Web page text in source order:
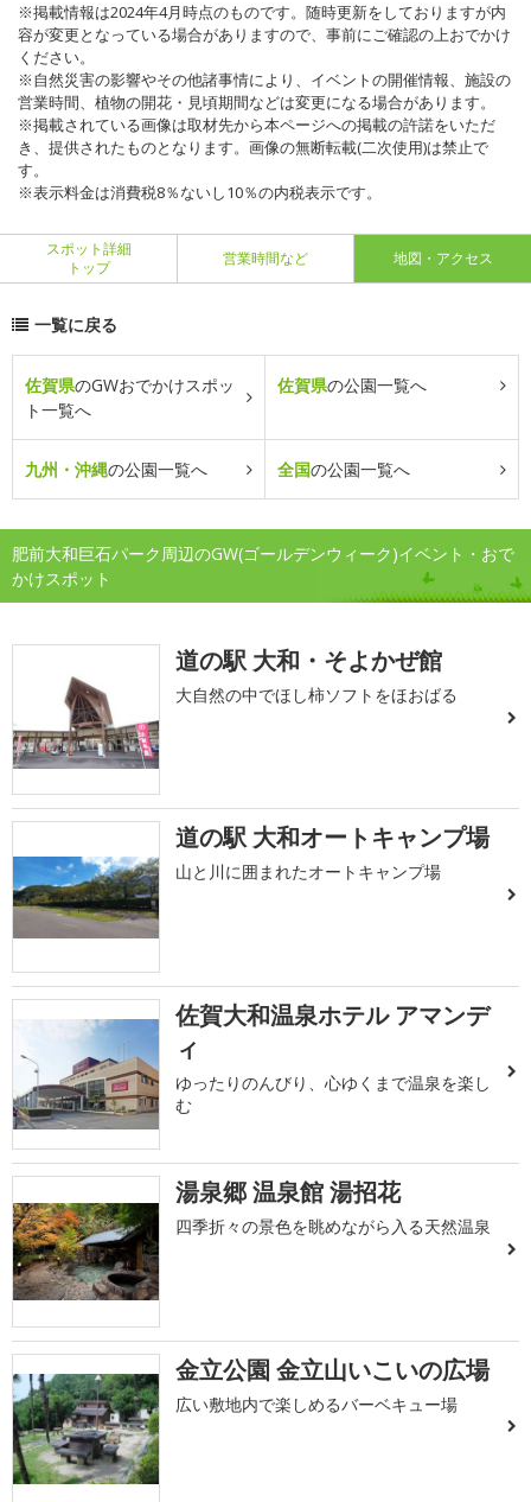
※掲載情報は2024年4月時点のものです。随時更新をしておりますが内
容が変更となっている場合がありますので、事前にご確認の上おでかけ
ください。
※自然災害の影響やその他諸事情により、イベントの開催情報、施設の
営業時間、植物の開花・見頃期間などは変更になる場合があります。
※掲載されている画像は取材先から本ページへの掲載の許諾をいただ
き、提供されたものとなります。画像の無断転載(二次使用)は禁止で
す。
※表示料金は消費税8％ないし10％の内税表示です。
スポット詳細
トップ
営業時間など 地図・アクセス
一覧に戻る
佐賀県のGWおでかけスポッ
ト一覧へ
佐賀県の公園一覧へ
九州・沖縄の公園一覧へ 全国の公園一覧へ
肥前大和巨石パーク周辺のGW(ゴールデンウィーク)イベント・おで
かけスポット
道の駅 大和・そよかぜ館
大自然の中でほし柿ソフトをほおばる
道の駅 大和オートキャンプ場
山と川に囲まれたオートキャンプ場
佐賀大和温泉ホテル アマンデ
ィ
ゆったりのんびり、心ゆくまで温泉を楽し
む
湯泉郷 温泉館 湯招花
四季折々の景色を眺めながら入る天然温泉
金立公園 金立山いこいの広場
広い敷地内で楽しめるバーベキュー場